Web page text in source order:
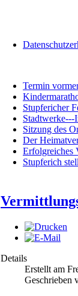
Termin
Stupfericher
Stadtwerke---
Sitzung des
Der
Erfolgreiches
Stupferich
Details
Erstellt am
Geschrieben